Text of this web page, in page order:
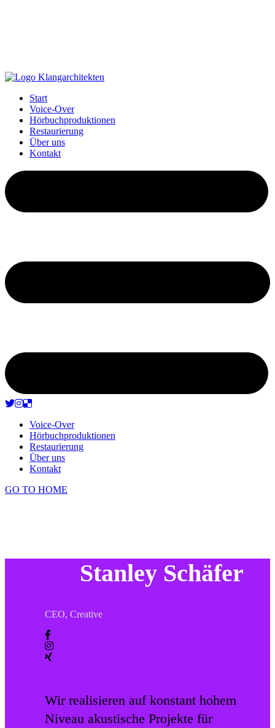
Start
Voice-Over
Hörbuchproduktionen
Restaurierung
Über uns
Kontakt
Voice-Over
Hörbuchproduktionen
Restaurierung
Über uns
Kontakt
GO TO HOME
Stanley Schäfer
CEO, Creative
Wir realisieren auf konstant hohem
Niveau akustische Projekte für